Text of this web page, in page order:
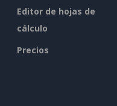
Editor de hojas de
cálculo
Precios